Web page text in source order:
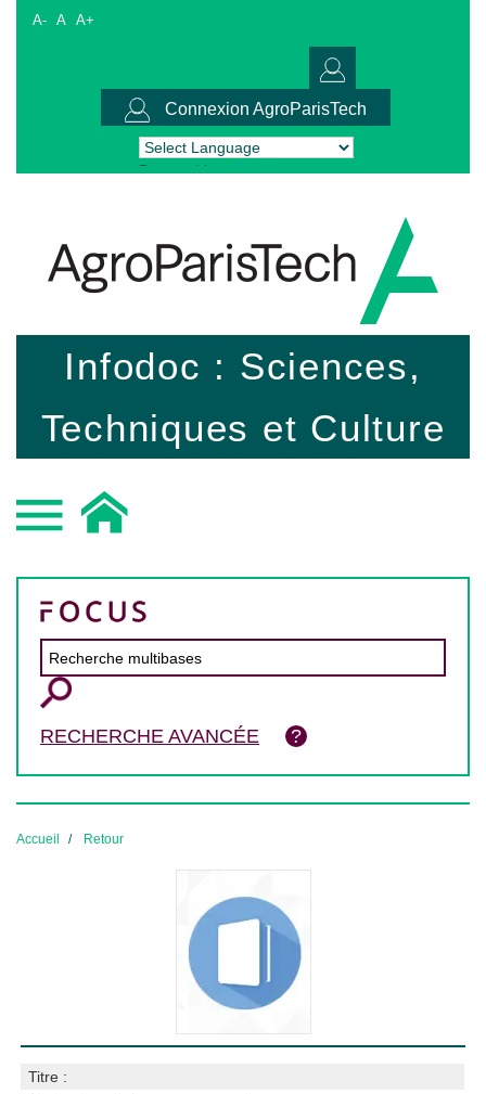
A- A A+
Connexion AgroParisTech
Powered by Translate
Infodoc : Sciences,
Techniques et Culture
RECHERCHE AVANCÉE
Accueil Retour
Titre :